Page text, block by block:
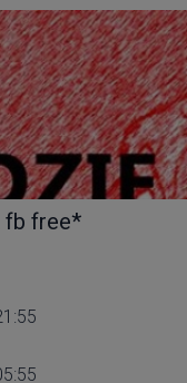
fb free*